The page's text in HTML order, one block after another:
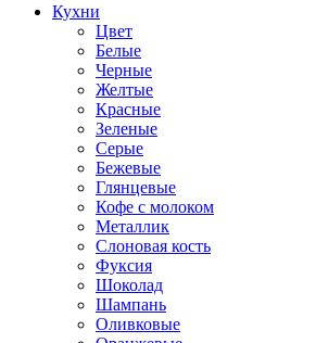
Кухни
Цвет
Белые
Черные
Желтые
Красные
Зеленые
Серые
Бежевые
Глянцевые
Кофе с молоком
Металлик
Слоновая кость
Фуксия
Шоколад
Шампань
Оливковые